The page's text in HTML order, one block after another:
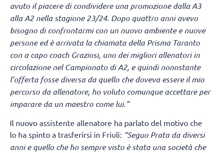
avuto il piacere di condividere una promozione dalla A3
alla A2 nella stagione 23/24. Dopo quattro anni avevo
bisogno di confrontarmi con un nuovo ambiente e nuove
persone ed è arrivata la chiamata della Prisma Taranto
con a capo coach Graziosi, uno dei migliori allenatori in
circolazione nel Campionato di A2, e quindi nonostante
l’offerta fosse diversa da quello che doveva essere il mio
percorso da allenatore, ho voluto comunque accettare per
imparare da un maestro come lui.”
Il nuovo assistente allenatore ha parlato del motivo che
lo ha spinto a trasferirsi in Friuli: “Seguo Prata da diversi
anni e quello che ho sempre visto è stata una società che